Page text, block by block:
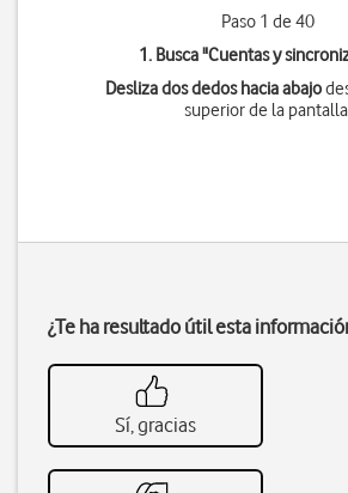
Paso 1 de 40
1. Busca "Cuentas y
Desliza dos dedos hacia abajo
superior de la
¿Te ha resultado útil esta
Sí, gracias